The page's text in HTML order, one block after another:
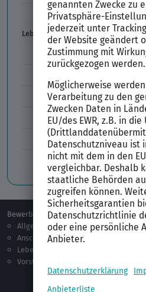
Vorstellungsgespräch per Skype
Lebenslauf
Lebenslauf Aufbau und Inhalt
Lebenslauf Englisch Résumé
Lücken im Lebenslauf
Tabellarischer Lebenslauf
Professionelles Bewerbungsfoto
Bewerben
Allgemeines
Anschreiben
Lebenslauf
Vorstellungsgespräch